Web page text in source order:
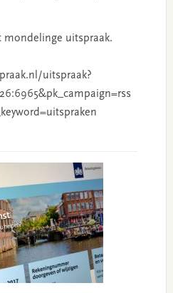
mondelinge uitspraak.
uitspraak?